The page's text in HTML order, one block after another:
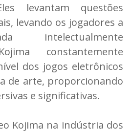
levantam questões
levando os jogadores a
intelectualmente
constantemente
dos jogos eletrônicos
de arte, proporcionando
e significativas.
Kojima na indústria dos